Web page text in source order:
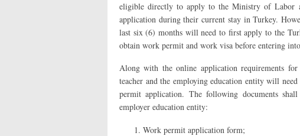
eligible directly to apply to the Ministry of Labor
application during their current stay in Turkey.
last six (6) months will need to first apply to the
obtain work permit and work visa before entering
Along with the online application requirements
teacher and the employing education entity will
permit application. The following documents
employer education entity:
Work permit application form;